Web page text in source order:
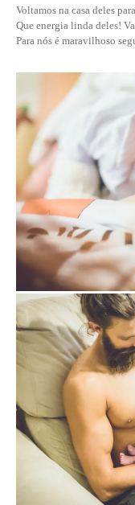
Voltamos na casa deles
Que energia linda deles!
Para nós é maravilhoso